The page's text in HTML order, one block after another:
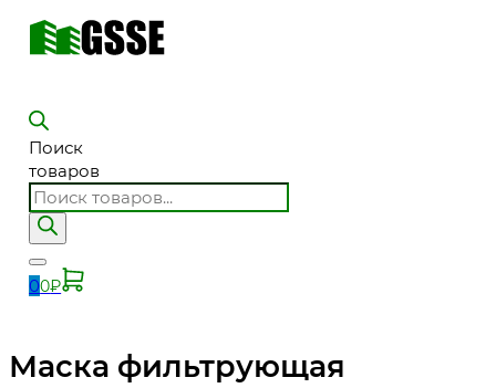
Поиск
товаров
00₽
Маска фильтрующая